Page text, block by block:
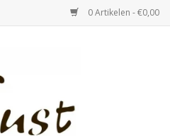
0 Artikelen - €0,00